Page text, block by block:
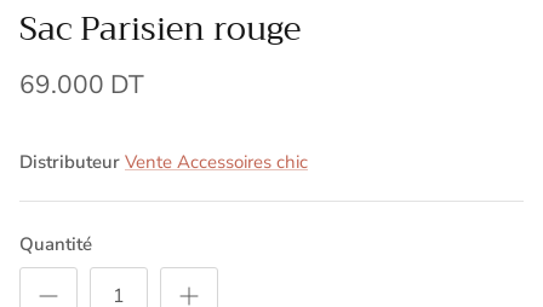
Sac Parisien rouge
69.000 DT
Distributeur Vente Accessoires chic
Quantité